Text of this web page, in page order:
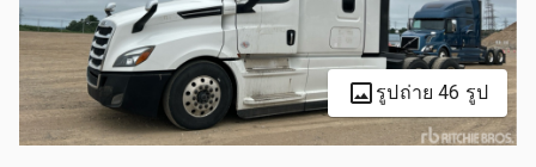
รูปถ่าย 46 รูป